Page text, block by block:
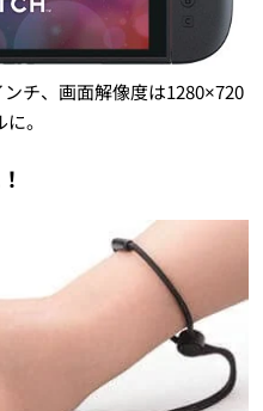
チ、画面解像度は1280×720
。